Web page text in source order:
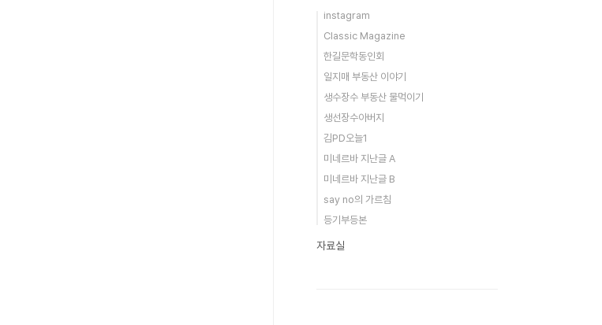
instagram
Classic Magazine
한길문학동인회
일지매 부동산 이야기
생수장수 부동산 물먹이기
생선장수아버지
김PD오늘1
미네르바 지난글 A
미네르바 지난글 B
say no의 가르침
등기부등본
자료실